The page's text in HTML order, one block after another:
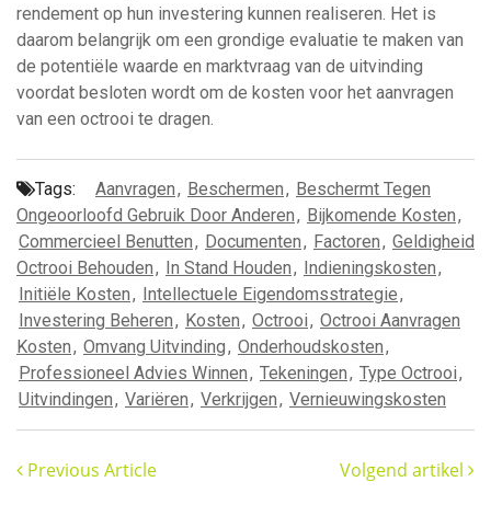
rendement op hun investering kunnen realiseren. Het is
daarom belangrijk om een grondige evaluatie te maken van
de potentiële waarde en marktvraag van de uitvinding
voordat besloten wordt om de kosten voor het aanvragen
van een octrooi te dragen.
Tags: Aanvragen, Beschermen, Beschermt Tegen
Ongeoorloofd Gebruik Door Anderen, Bijkomende Kosten,
Commercieel Benutten, Documenten, Factoren, Geldigheid
Octrooi Behouden, In Stand Houden, Indieningskosten,
Initiële Kosten, Intellectuele Eigendomsstrategie,
Investering Beheren, Kosten, Octrooi, Octrooi Aanvragen
Kosten, Omvang Uitvinding, Onderhoudskosten,
Professioneel Advies Winnen, Tekeningen, Type Octrooi,
Uitvindingen, Variëren, Verkrijgen, Vernieuwingskosten
Previous Article Volgend artikel